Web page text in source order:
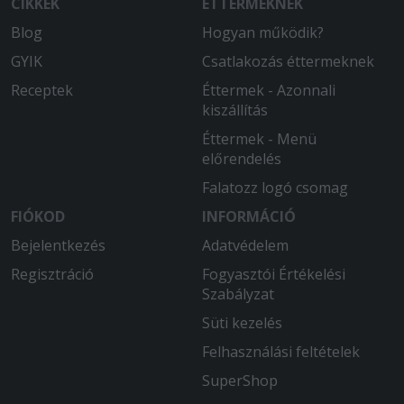
Igen,elégedett voltam! Köszönöm!
2025-10-31 - MIKLÓS:
Csak aszokásos jókat tudom közölni!
Thanks for the quality of the food and
Még vagyok elégedve! Köszönöm! Üdv
2025-08-20 - MIKLÓS:
Minden rendben volt. A pizzatészta egy
kicsit szárazabb volt a megszokotthoz
színvonal! Best regatds
Blog
GYIK
Receptek
Hogyan működik?
Csatlakozás éttermeknek
Éttermek - Azonnali
kiszállítás
Éttermek - Menü
előrendelés
Falatozz logó csomag
FIÓKOD
Bejelentkezés
Regisztráció
INFORMÁCIÓ
Adatvédelem
Fogyasztói Értékelési
Szabályzat
Süti kezelés
Felhasználási feltételek
SuperShop